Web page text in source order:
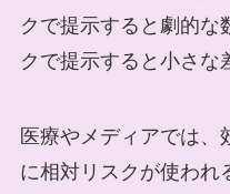
クで提示すると劇的な
クで提示すると小さな
医療やメディアでは、
に相対リスクが使われ